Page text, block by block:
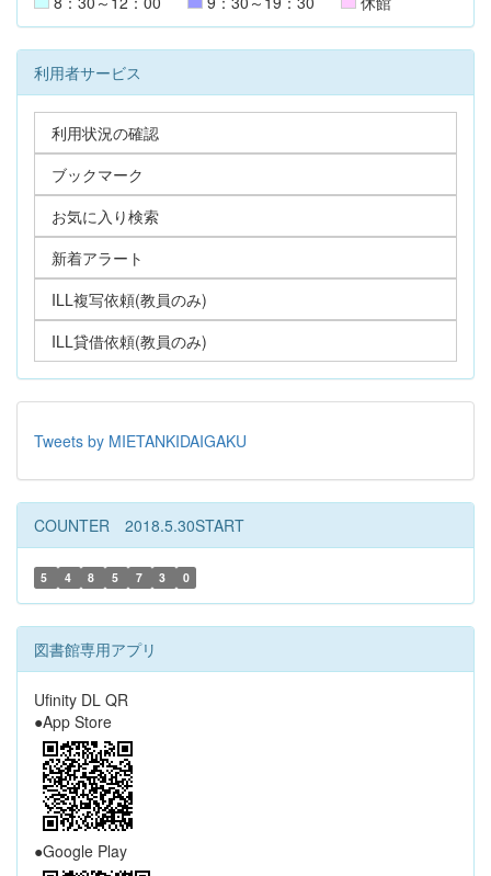
利用者サービス
利用状況の確認
ブックマーク
お気に入り検索
新着アラート
ILL複写依頼(教員のみ)
ILL貸借依頼(教員のみ)
Tweets by MIETANKIDAIGAKU
COUNTER 2018.5.30START
5 4 8 5 7 3 0
図書館専用アプリ
Ufinity DL QR
●App Store
●Google Play